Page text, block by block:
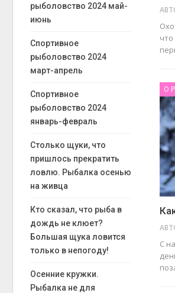
О
С
рыболовство 2024 май-
июнь
Спортивное
рыболовство 2024
март-апрель
Спортивное
рыболовство 2024
январь-февраль
Столько щуки, что
пришлось прекратить
ловлю. Рыбалка осенью
на живца
Кто сказал, что рыба в
дождь не клюет?
Большая щука ловится
только в непогоду!
Осенние кружки.
Рыбалка не для